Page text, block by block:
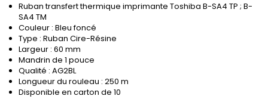
Ruban transfert thermique imprimante Toshiba B-SA4 TP ; B-
SA4 TM
Couleur : Bleu foncé
Type : Ruban Cire-Résine
Largeur : 60 mm
Mandrin de 1 pouce
Qualité : AG2BL
Longueur du rouleau : 250 m
Disponible en carton de 10